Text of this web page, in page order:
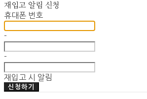
재입고 알림 신청
휴대폰 번호
-
-
재입고 시 알림
신청하기